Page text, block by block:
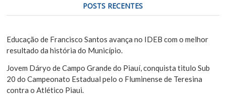
P
o
s
t
i
a
POSTS RECENTES
Educação de Francisco Santos avança no IDEB com o melhor
resultado da história do Município.
Jovem Dáryo de Campo Grande do Piauí, conquista titulo Sub
20 do Campeonato Estadual pelo o Fluminense de Teresina
contra o Atlético Piaui.